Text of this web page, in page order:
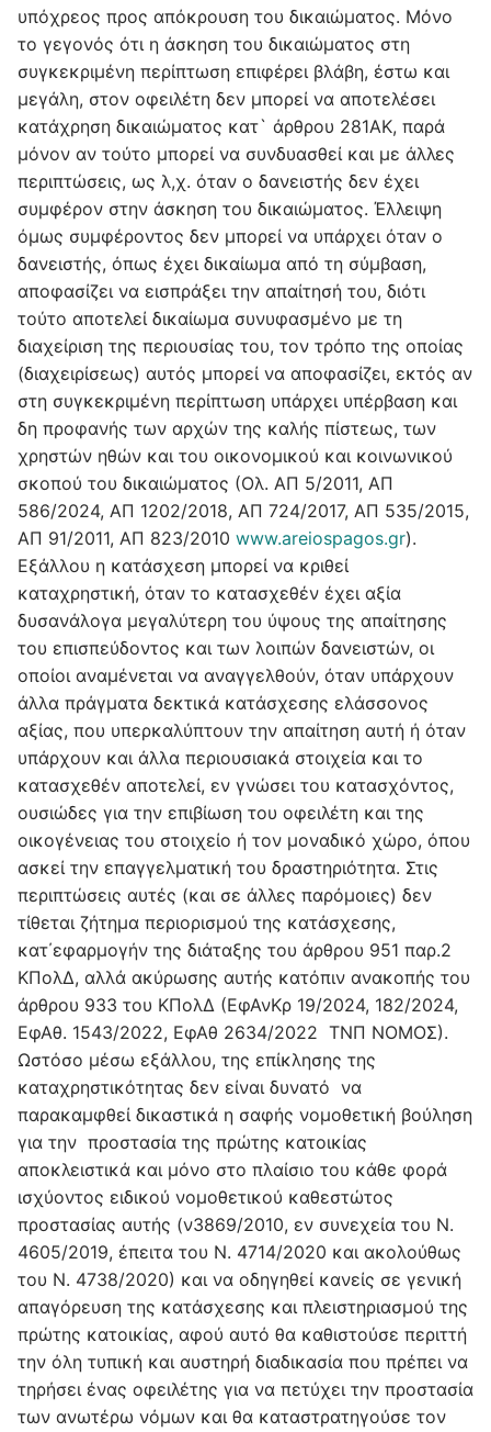
υπόχρεος προς απόκρουση του δικαιώματος. Μόνο
το γεγονός ότι η άσκηση του δικαιώματος στη
συγκεκριμένη περίπτωση επιφέρει βλάβη, έστω και
μεγάλη, στον οφειλέτη δεν μπορεί να αποτελέσει
κατάχρηση δικαιώματος κατ` άρθρου 281ΑΚ, παρά
μόνον αν τούτο μπορεί να συνδυασθεί και με άλλες
περιπτώσεις, ως λ,χ. όταν ο δανειστής δεν έχει
συμφέρον στην άσκηση του δικαιώματος. Έλλειψη
όμως συμφέροντος δεν μπορεί να υπάρχει όταν ο
δανειστής, όπως έχει δικαίωμα από τη σύμβαση,
αποφασίζει να εισπράξει την απαίτησή του, διότι
τούτο αποτελεί δικαίωμα συνυφασμένο με τη
διαχείριση της περιουσίας του, τον τρόπο της οποίας
(διαχειρίσεως) αυτός μπορεί να αποφασίζει, εκτός αν
στη συγκεκριμένη περίπτωση υπάρχει υπέρβαση και
δη προφανής των αρχών της καλής πίστεως, των
χρηστών ηθών και του οικονομικού και κοινωνικού
σκοπού του δικαιώματος (Ολ. ΑΠ 5/2011, ΑΠ
586/2024, ΑΠ 1202/2018, ΑΠ 724/2017, ΑΠ 535/2015,
ΑΠ 91/2011, ΑΠ 823/2010 www.areiospagos.gr).
Εξάλλου η κατάσχεση μπορεί να κριθεί
καταχρηστική, όταν το κατασχεθέν έχει αξία
δυσανάλογα μεγαλύτερη του ύψους της απαίτησης
του επισπεύδοντος και των λοιπών δανειστών, οι
οποίοι αναμένεται να αναγγελθούν, όταν υπάρχουν
άλλα πράγματα δεκτικά κατάσχεσης ελάσσονος
αξίας, που υπερκαλύπτουν την απαίτηση αυτή ή όταν
υπάρχουν και άλλα περιουσιακά στοιχεία και το
κατασχεθέν αποτελεί, εν γνώσει του κατασχόντος,
ουσιώδες για την επιβίωση του οφειλέτη και της
οικογένειας του στοιχείο ή τον μοναδικό χώρο, όπου
ασκεί την επαγγελματική του δραστηριότητα. Στις
περιπτώσεις αυτές (και σε άλλες παρόμοιες) δεν
τίθεται ζήτημα περιορισμού της κατάσχεσης,
κατ΄εφαρμογήν της διάταξης του άρθρου 951 παρ.2
ΚΠολΔ, αλλά ακύρωσης αυτής κατόπιν ανακοπής του
άρθρου 933 του ΚΠολΔ (ΕφΑνΚρ 19/2024, 182/2024,
ΕφΑθ. 1543/2022, ΕφΑθ 2634/2022 ΤΝΠ ΝΟΜΟΣ).
Ωστόσο μέσω εξάλλου, της επίκλησης της
καταχρηστικότητας δεν είναι δυνατό να
παρακαμφθεί δικαστικά η σαφής νομοθετική βούληση
για την προστασία της πρώτης κατοικίας
αποκλειστικά και μόνο στο πλαίσιο του κάθε φορά
ισχύοντος ειδικού νομοθετικού καθεστώτος
προστασίας αυτής (ν3869/2010, εν συνεχεία του Ν.
4605/2019, έπειτα του Ν. 4714/2020 και ακολούθως
του Ν. 4738/2020) και να οδηγηθεί κανείς σε γενική
απαγόρευση της κατάσχεσης και πλειστηριασμού της
πρώτης κατοικίας, αφού αυτό θα καθιστούσε περιττή
την όλη τυπική και αυστηρή διαδικασία που πρέπει να
τηρήσει ένας οφειλέτης για να πετύχει την προστασία
των ανωτέρω νόμων και θα καταστρατηγούσε τον